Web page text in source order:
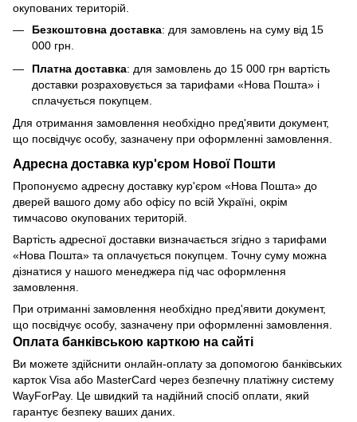
окупованих територій.
Безкоштовна доставка: для замовлень на суму від 15
000 грн.
Платна доставка: для замовлень до 15 000 грн вартість
доставки розраховується за тарифами «Нова Пошта» і
сплачується покупцем.
Для отримання замовлення необхідно пред'явити документ,
що посвідчує особу, зазначену при оформленні замовлення.
Адресна доставка кур'єром Нової Пошти
Пропонуємо адресну доставку кур'єром «Нова Пошта» до
дверей вашого дому або офісу по всій Україні, окрім
тимчасово окупованих територій.
Вартість адресної доставки визначається згідно з тарифами
«Нова Пошта» та оплачується покупцем. Точну суму можна
дізнатися у нашого менеджера під час оформлення
замовлення.
При отриманні замовлення необхідно пред'явити документ,
що посвідчує особу, зазначену при оформленні замовлення.
Оплата банківською карткою на сайті
Ви можете здійснити онлайн-оплату за допомогою банківських
карток Visa або MasterCard через безпечну платіжну систему
WayForPay. Це швидкий та надійний спосіб оплати, який
гарантує безпеку ваших даних.